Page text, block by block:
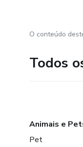
O conteúdo
Todos
Animais e
Pet